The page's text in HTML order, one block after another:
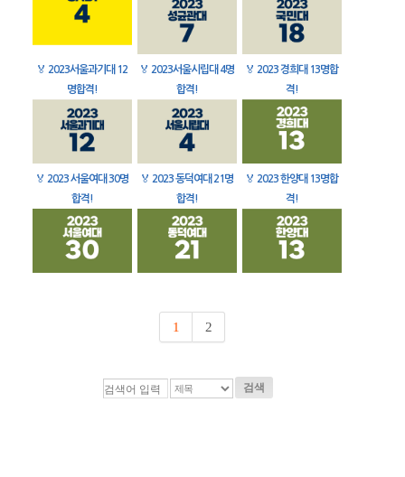
🏅 2023서울과기대 12
명합격!
🏅 2023서울시립대 4명
합격!
🏅 2023 경희대 13명합
격!
🏅 2023 서울여대 30명
합격!
🏅 2023 동덕여대 21명
합격!
🏅 2023 한양대 13명합
격!
1 2
검색